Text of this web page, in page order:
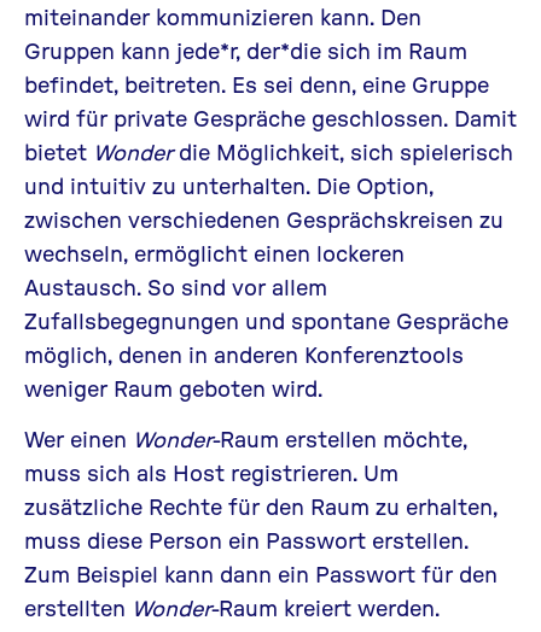
miteinander kommunizieren kann. Den
Gruppen kann jede*r, der*die sich im Raum
befindet, beitreten. Es sei denn, eine Gruppe
wird für private Gespräche geschlossen. Damit
bietet Wonderdie Möglichkeit, sich spielerisch
und intuitiv zu unterhalten. Die Option,
zwischen verschiedenen Gesprächskreisen zu
wechseln, ermöglicht einen lockeren
Austausch. So sind vor allem
Zufallsbegegnungen und spontane Gespräche
möglich, denen in anderen Konferenztools
weniger Raum geboten wird.
Wer einen Wonder-Raum erstellen möchte,
muss sich als Host registrieren. Um
zusätzliche Rechte für den Raum zu erhalten,
muss diese Person ein Passwort erstellen.
Zum Beispiel kann dann ein Passwort für den
erstellten Wonder-Raum kreiert werden.